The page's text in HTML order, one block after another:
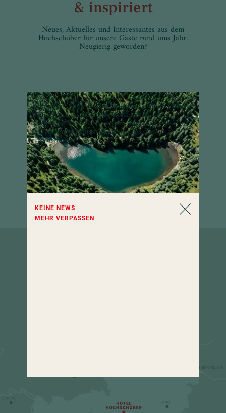
Immer ein Stück Hochschober im Postfach: Freuen
Sie sich auf inspirierende Geschichten, neue
Lieblingsplätze und besondere Angebote – und
verpassen Sie keine Neuigkeiten aus dem
Hochschober!
KEINE NEWS
MEHR VERPASSEN
& inspiriert
Neues, Aktuelles und Interessantes aus dem
Hochschober für unsere Gäste rund ums Jahr.
Neugierig geworden?